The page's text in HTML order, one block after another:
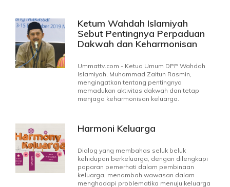
Ketum Wahdah Islamiyah
Sebut Pentingnya Perpaduan
Dakwah dan Keharmonisan
Ummattv.com - Ketua Umum DPP Wahdah
Islamiyah, Muhammad Zaitun Rasmin,
mengingatkan tentang pentingnya
memadukan aktivitas dakwah dan tetap
menjaga keharmonisan keluarga.
Harmoni Keluarga
Dialog yang membahas seluk beluk
kehidupan berkeluarga, dengan dilengkapi
paparan pemerhati dalam pembinaan
keluarga, menambah wawasan dalam
menghadapi problematika menuju keluarga